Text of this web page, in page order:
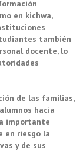
en kichwa,
también
docente, lo
de las familias,
hacia
importante
en riesgo la
y de sus